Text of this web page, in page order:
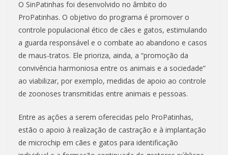
O SinPatinhas foi desenvolvido no âmbito do
ProPatinhas. O objetivo do programa é promover o
controle populacional ético de cães e gatos, estimulando
a guarda responsável e o combate ao abandono e casos
de maus-tratos. Ele prioriza, ainda, a “promoção da
convivência harmoniosa entre os animais e a sociedade”
ao viabilizar, por exemplo, medidas de apoio ao controle
de zoonoses transmitidas entre animais e pessoas.
Entre as ações a serem oferecidas pelo ProPatinhas,
estão o apoio à realização de castração e à implantação
de microchip em cães e gatos para identificação